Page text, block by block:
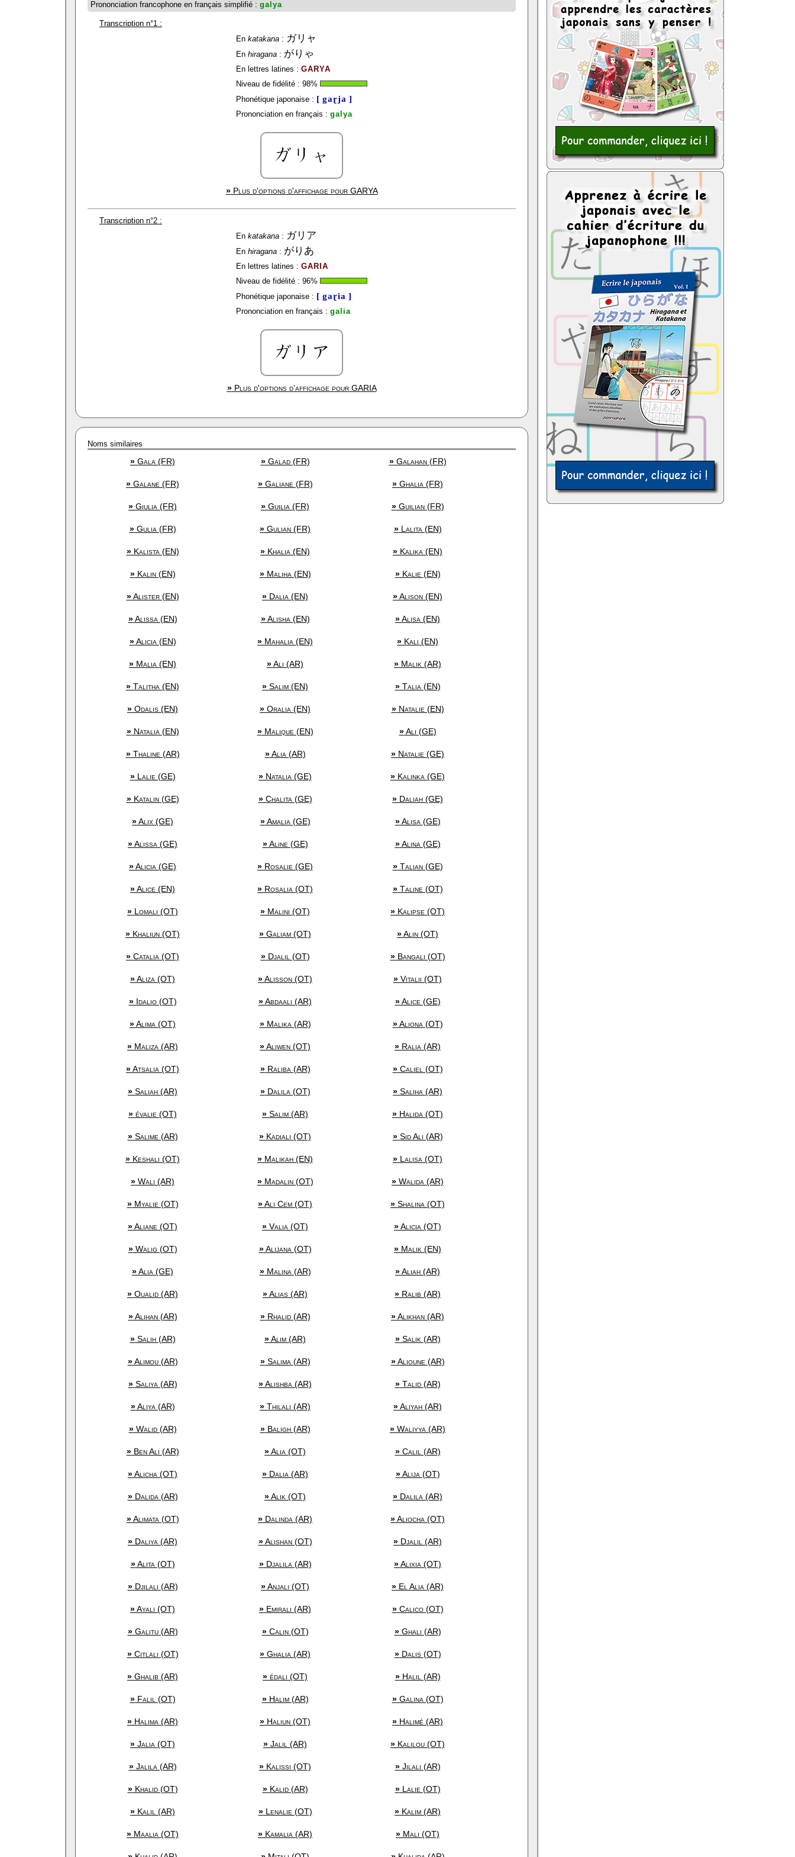
Prononciation francophone en français simplifié : galya
Transcription n°1 :
En katakana : ガリャ
En hiragana : がりゃ
En lettres latines : GARYA
Niveau de fidélité : 98%
Phonétique japonaise : [ gaɽja ]
Prononciation en français : galya
»Plus d'options d'affichage pourGARYA
Transcription n°2 :
En katakana : ガリア
En hiragana : がりあ
En lettres latines : GARIA
Niveau de fidélité : 96%
Phonétique japonaise : [ gaɽia ]
Prononciation en français : galia
»Plus d'options d'affichage pourGARIA
Noms similaires
» Gala (FR) »Galad (FR) »Galahan (FR)
» Galane (FR) »Galiane (FR) » Ghalia (FR)
» Giulia (FR) » Guilia (FR) »Guilian (FR)
»Gulia (FR) » Gulian (FR) »Lalita (EN)
»Kalista (EN) » Khalia (EN) » Kalika (EN)
»Kalin (EN) »Maliha (EN) »Kalie (EN)
»Alister (EN) » Dalia (EN) »Alison (EN)
»Alissa (EN) »Alisha (EN) »Alisa (EN)
»Alicia (EN) » Mahalia (EN) » Kali (EN)
» Malia (EN) »Ali (AR) » Malik (AR)
» Talitha (EN) » Salim (EN) »Talia (EN)
» Odalis (EN) » Oralia (EN) »Natalie (EN)
»Natalia (EN) »Malique (EN) »Ali (GE)
»Thaline (AR) »Alia (AR) » Natalie (GE)
»Lalie (GE) » Natalia (GE) » Kalinka (GE)
»Katalin (GE) »Chalita (GE) » Daliah (GE)
»Alix (GE) »Amalia (GE) »Alisa (GE)
»Alissa (GE) »Aline (GE) »Alina (GE)
»Alicia (GE) » Rosalie (GE) »Talian (GE)
»Alice (EN) » Rosalia (OT) »Taline (OT)
» Lomali (OT) » Malini (OT) » Kalipse (OT)
» Khaliun (OT) » Galiam (OT) »Alin (OT)
» Catalia (OT) »Djalil (OT) »Bangali (OT)
»Aliza (OT) »Alisson (OT) » Vitalii (OT)
»Idalio (OT) »Abdaali (AR) »Alice (GE)
»Alima (OT) »Malika (AR) »Aliona (OT)
» Maliza (AR) »Aliwen (OT) » Ralia (AR)
»Atsalia (OT) »Raliba (AR) »Caliel (OT)
» Saliah (AR) »Dalila (OT) » Saliha (AR)
» évalie (OT) » Salim (AR) » Halida (OT)
»Salime (AR) » Kadiali (OT) »Sid Ali (AR)
» Keshali (OT) » Malikah (EN) » Lalisa (OT)
» Wali (AR) »Madalin (OT) » Walida (AR)
»Myalie (OT) »Ali Cem (OT) » Shalina (OT)
»Aliane (OT) » Valia (OT) »Alicia (OT)
»Walig (OT) »Alijana (OT) » Malik (EN)
»Alia (GE) »Malina (AR) »Aliah (AR)
» Oualid (AR) »Alias (AR) » Ralib (AR)
»Alihan (AR) »Rhalid (AR) »Alikhan (AR)
»Salih (AR) »Alim (AR) »Salik (AR)
»Alimou (AR) »Salima (AR) »Alioune (AR)
»Saliya (AR) »Alishba (AR) »Talid (AR)
»Aliya (AR) » Thilali (AR) »Aliyah (AR)
»Walid (AR) »Baligh (AR) » Waliyya (AR)
»Ben Ali (AR) »Alia (OT) »Calil (AR)
»Alicha (OT) » Dalia (AR) »Alija (OT)
»Dalida (AR) »Alik (OT) » Dalila (AR)
»Alimata (OT) » Dalinda (AR) »Aliocha (OT)
» Daliya (AR) »Alishan (OT) » Djalil (AR)
»Alita (OT) »Djalila (AR) »Alixia (OT)
»Djilali (AR) »Anjali (OT) » El Alia (AR)
»Ayali (OT) » Emirali (AR) »Calico (OT)
»Galitu (AR) »Calin (OT) »Ghali (AR)
»Citlali (OT) » Ghalia (AR) »Dalis (OT)
» Ghalib (AR) » édali (OT) »Halil (AR)
»Falil (OT) »Halim (AR) »Galina (OT)
» Halima (AR) » Haliun (OT) » Halimé (AR)
» Jalia (OT) » Jalil (AR) » Kalilou (OT)
»Jalila (AR) » Kalissi (OT) »Jilali (AR)
»Khalid (OT) »Kalid (AR) »Lalie (OT)
» Kalil (AR) »Lenalie (OT) » Kalim (AR)
» Maalia (OT) » Kamalia (AR) » Mali (OT)